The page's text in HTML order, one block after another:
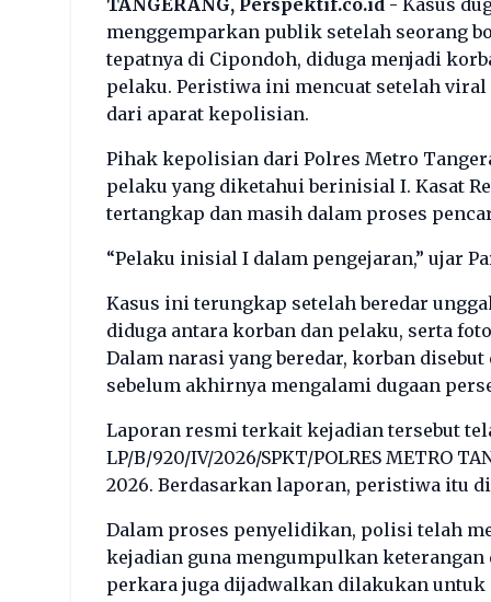
menggemparkan publik setelah seorang
tepatnya di Cipondoh, diduga menjadi
pelaku. Peristiwa ini mencuat setelah
dari aparat kepolisian.
Pihak kepolisian dari Polres Metro
pelaku yang diketahui berinisial I. Kasat
tertangkap dan masih dalam proses
“Pelaku inisial I dalam pengejaran,” ujar
Kasus ini terungkap setelah beredar
diduga antara korban dan pelaku, serta
Dalam narasi yang beredar, korban
sebelum akhirnya mengalami dugaan
Laporan resmi terkait kejadian tersebut
LP/B/920/IV/2026/SPKT/POLRES METRO
2026. Berdasarkan laporan, peristiwa itu
Dalam proses penyelidikan, polisi telah
kejadian guna mengumpulkan
perkara juga dijadwalkan dilakukan